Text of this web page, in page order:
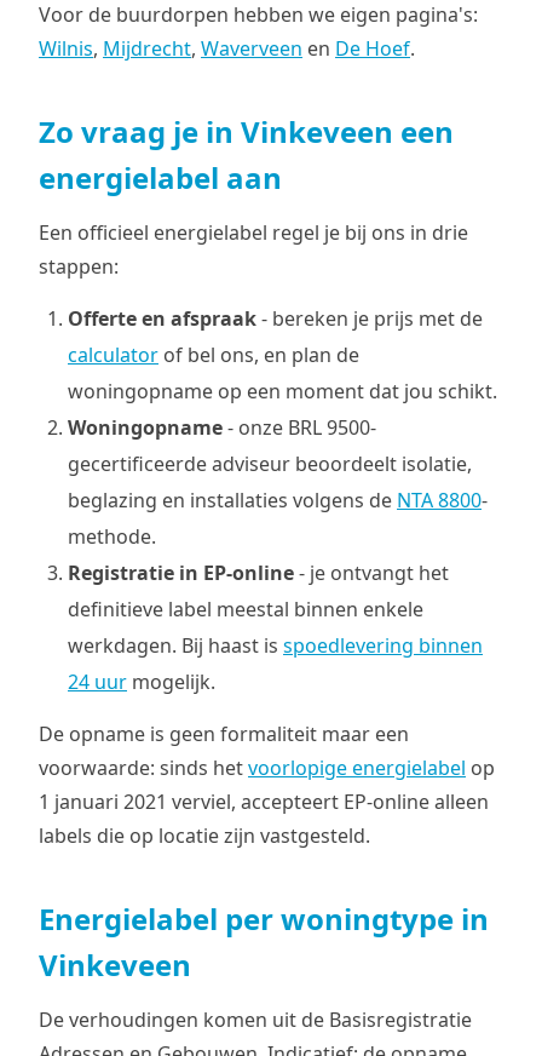
Voor de buurdorpen hebben we eigen pagina's:
Wilnis, Mijdrecht, Waverveen en De Hoef.
Zo vraag je in Vinkeveen een
energielabel aan
Een officieel energielabel regel je bij ons in drie
stappen:
Offerte en afspraak- bereken je prijs met de
calculator of bel ons, en plan de
woningopname op een moment dat jou schikt.
Woningopname- onze BRL 9500-
gecertificeerde adviseur beoordeelt isolatie,
beglazing en installaties volgens de NTA 8800-
methode.
Registratie in EP-online- je ontvangt het
definitieve label meestal binnen enkele
werkdagen. Bij haast is spoedlevering binnen
24 uur mogelijk.
De opname is geen formaliteit maar een
voorwaarde: sinds hetvoorlopige energielabel op
1 januari 2021 verviel, accepteert EP-online alleen
labels die op locatie zijn vastgesteld.
Energielabel per woningtype in
Vinkeveen
De verhoudingen komen uit de Basisregistratie